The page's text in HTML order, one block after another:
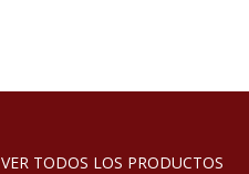
VER TODOS LOS PRODUCTOS